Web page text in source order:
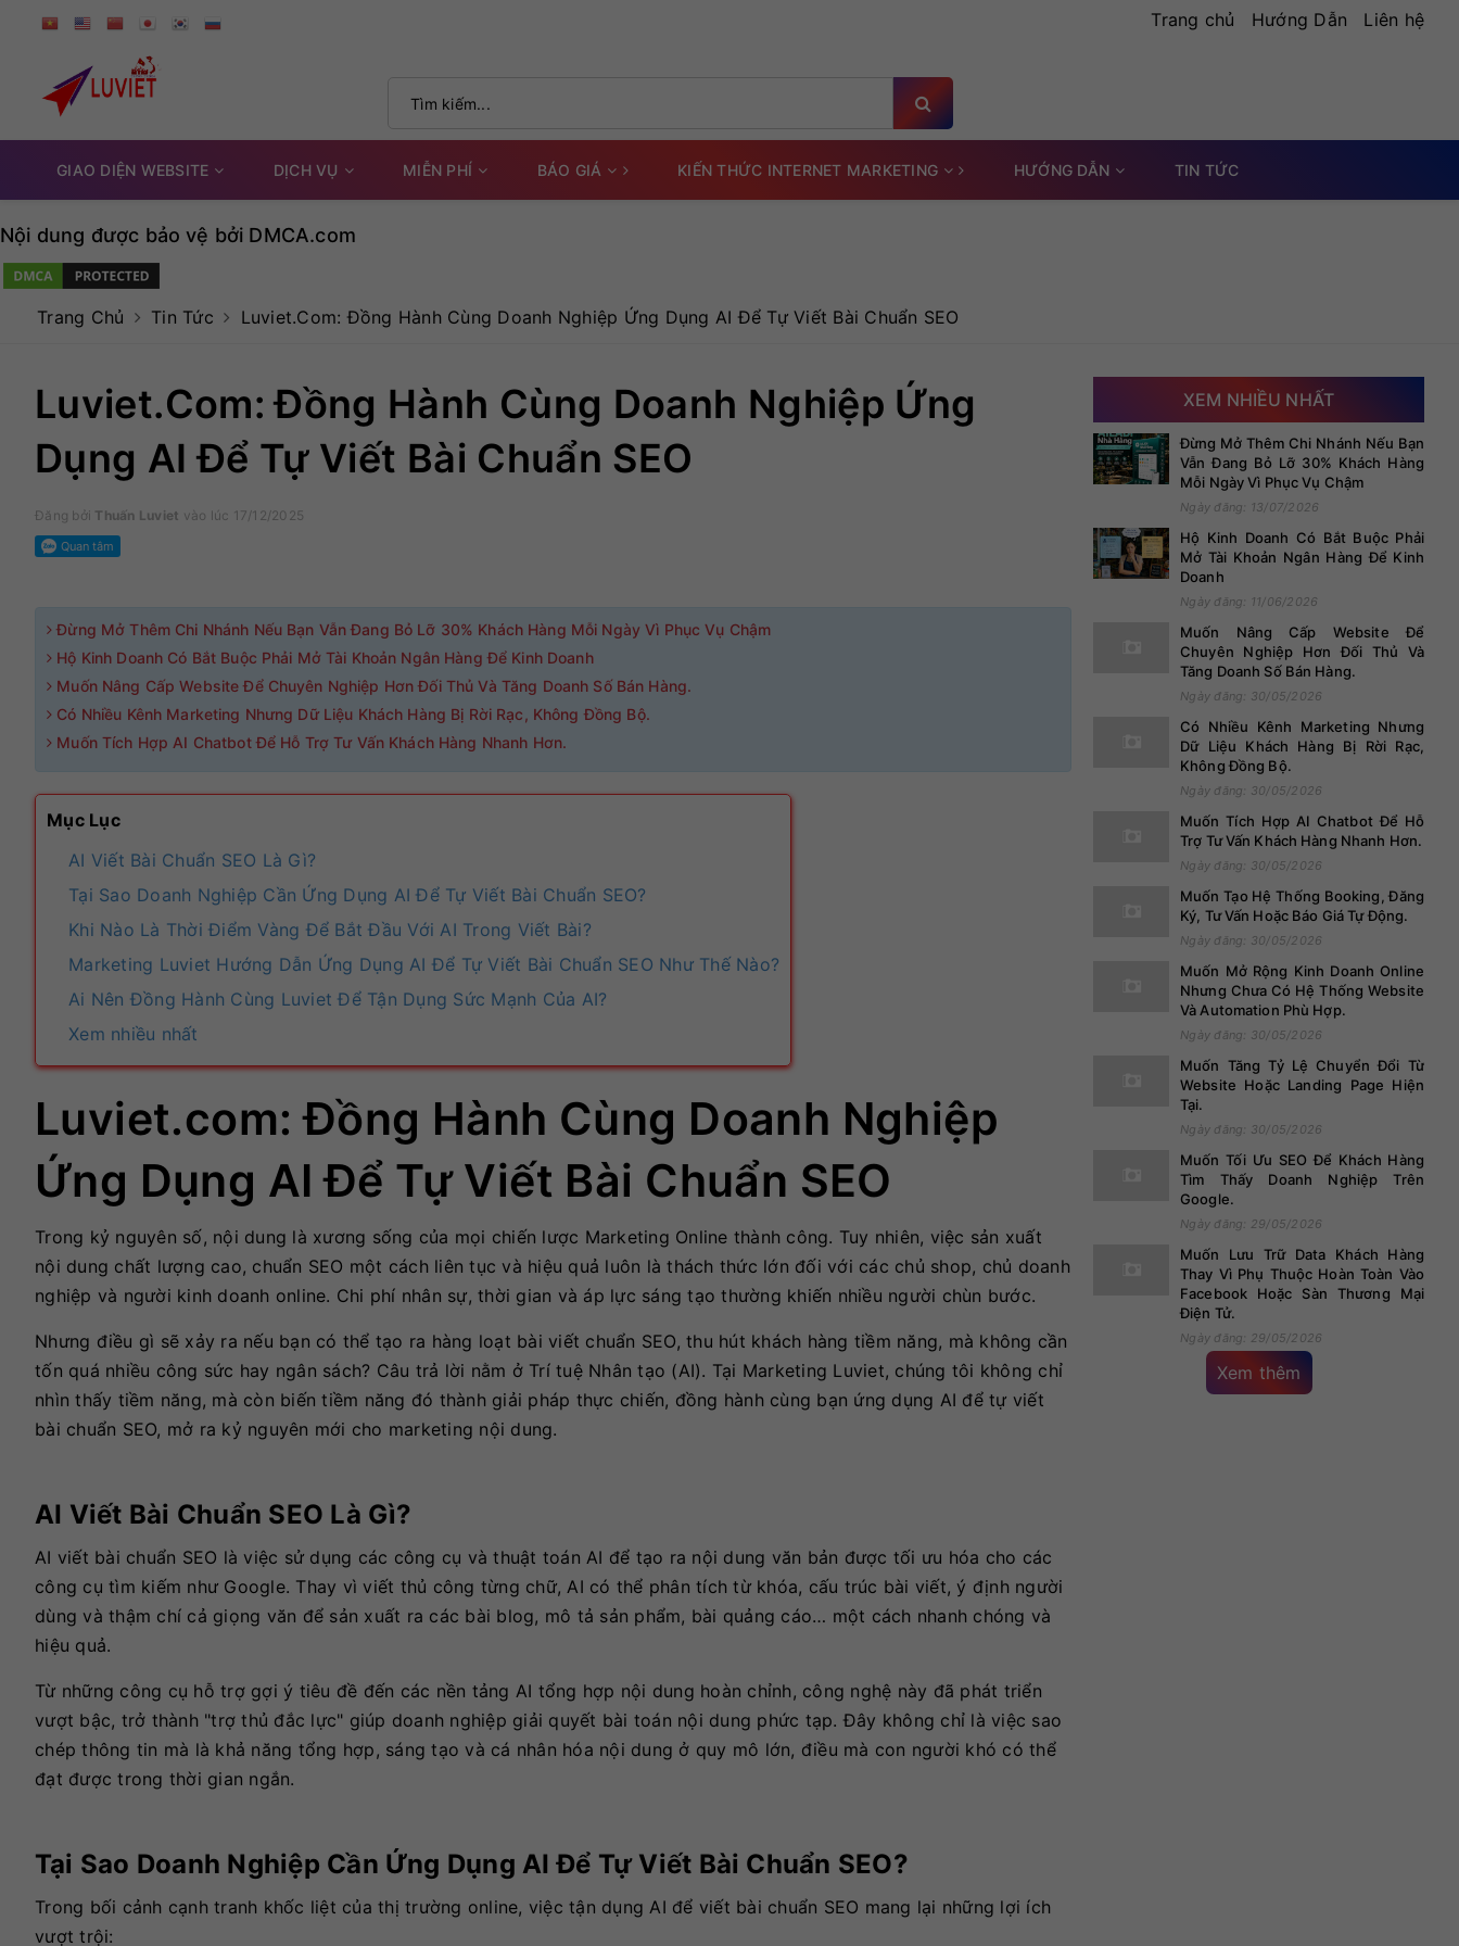
Trang chủ Hướng Dẫn Liên hệ
GIAO DIỆN WEBSITE DỊCH VỤ MIỄN PHÍ BÁO GIÁ KIẾN THỨC INTERNET MARKETING HƯỚNG DẪN TIN TỨC
Nội dung được bảo vệ bởi DMCA.com
Trang Chủ Tin Tức Luviet.com: Đồng Hành Cùng Doanh Nghiệp Ứng Dụng AI Để Tự Viết Bài Chuẩn SEO
Luviet.com: Đồng Hành Cùng Doanh Nghiệp Ứng
Dụng AI Để Tự Viết Bài Chuẩn SEO
Đăng bởi Thuấn Luviet vào lúc 17/12/2025
Đừng Mở Thêm Chi Nhánh Nếu Bạn Vẫn Đang Bỏ Lỡ 30% Khách Hàng Mỗi Ngày Vì Phục Vụ Chậm
Hộ Kinh Doanh Có Bắt Buộc Phải Mở Tài Khoản Ngân Hàng Để Kinh Doanh
Muốn Nâng Cấp Website Để Chuyên Nghiệp Hơn Đối Thủ Và Tăng Doanh Số Bán Hàng.
Có Nhiều Kênh Marketing Nhưng Dữ Liệu Khách Hàng Bị Rời Rạc, Không Đồng Bộ.
Muốn Tích Hợp AI Chatbot Để Hỗ Trợ Tư Vấn Khách Hàng Nhanh Hơn.
Mục Lục
AI Viết Bài Chuẩn SEO Là Gì?
Tại Sao Doanh Nghiệp Cần Ứng Dụng AI Để Tự Viết Bài Chuẩn SEO?
Khi Nào Là Thời Điểm Vàng Để Bắt Đầu Với AI Trong Viết Bài?
Marketing Luviet Hướng Dẫn Ứng Dụng AI Để Tự Viết Bài Chuẩn SEO Như Thế Nào?
Ai Nên Đồng Hành Cùng Luviet Để Tận Dụng Sức Mạnh Của AI?
Xem nhiều nhất
Luviet.com: Đồng Hành Cùng Doanh Nghiệp
Ứng Dụng AI Để Tự Viết Bài Chuẩn SEO
Trong kỷ nguyên số, nội dung là xương sống của mọi chiến lược Marketing Online thành công. Tuy nhiên, việc sản xuất
nội dung chất lượng cao, chuẩn SEO một cách liên tục và hiệu quả luôn là thách thức lớn đối với các chủ shop, chủ doanh
nghiệp và người kinh doanh online. Chi phí nhân sự, thời gian và áp lực sáng tạo thường khiến nhiều người chùn bước.
Nhưng điều gì sẽ xảy ra nếu bạn có thể tạo ra hàng loạt bài viết chuẩn SEO, thu hút khách hàng tiềm năng, mà không cần
tốn quá nhiều công sức hay ngân sách? Câu trả lời nằm ở Trí tuệ Nhân tạo (AI). Tại Marketing Luviet, chúng tôi không chỉ
nhìn thấy tiềm năng, mà còn biến tiềm năng đó thành giải pháp thực chiến, đồng hành cùng bạn ứng dụng AI để tự viết
bài chuẩn SEO, mở ra kỷ nguyên mới cho marketing nội dung.
AI Viết Bài Chuẩn SEO Là Gì?
AI viết bài chuẩn SEO là việc sử dụng các công cụ và thuật toán AI để tạo ra nội dung văn bản được tối ưu hóa cho các
công cụ tìm kiếm như Google. Thay vì viết thủ công từng chữ, AI có thể phân tích từ khóa, cấu trúc bài viết, ý định người
dùng và thậm chí cả giọng văn để sản xuất ra các bài blog, mô tả sản phẩm, bài quảng cáo… một cách nhanh chóng và
hiệu quả.
Từ những công cụ hỗ trợ gợi ý tiêu đề đến các nền tảng AI tổng hợp nội dung hoàn chỉnh, công nghệ này đã phát triển
vượt bậc, trở thành "trợ thủ đắc lực" giúp doanh nghiệp giải quyết bài toán nội dung phức tạp. Đây không chỉ là việc sao
chép thông tin mà là khả năng tổng hợp, sáng tạo và cá nhân hóa nội dung ở quy mô lớn, điều mà con người khó có thể
đạt được trong thời gian ngắn.
Tại Sao Doanh Nghiệp Cần Ứng Dụng AI Để Tự Viết Bài Chuẩn SEO?
Trong bối cảnh cạnh tranh khốc liệt của thị trường online, việc tận dụng AI để viết bài chuẩn SEO mang lại những lợi ích
vượt trội:
XEM NHIỀU NHẤT
Đừng Mở Thêm Chi Nhánh Nếu Bạn
Vẫn Đang Bỏ Lỡ 30% Khách Hàng
Mỗi Ngày Vì Phục Vụ Chậm
Ngày đăng: 13/07/2026
Hộ Kinh Doanh Có Bắt Buộc Phải
Mở Tài Khoản Ngân Hàng Để Kinh
Doanh
Ngày đăng: 11/06/2026
Muốn Nâng Cấp Website Để
Chuyên Nghiệp Hơn Đối Thủ Và
Tăng Doanh Số Bán Hàng.
Ngày đăng: 30/05/2026
Có Nhiều Kênh Marketing Nhưng
Dữ Liệu Khách Hàng Bị Rời Rạc,
Không Đồng Bộ.
Ngày đăng: 30/05/2026
Muốn Tích Hợp AI Chatbot Để Hỗ
Trợ Tư Vấn Khách Hàng Nhanh Hơn.
Ngày đăng: 30/05/2026
Muốn Tạo Hệ Thống Booking, Đăng
Ký, Tư Vấn Hoặc Báo Giá Tự Động.
Ngày đăng: 30/05/2026
Muốn Mở Rộng Kinh Doanh Online
Nhưng Chưa Có Hệ Thống Website
Và Automation Phù Hợp.
Ngày đăng: 30/05/2026
Muốn Tăng Tỷ Lệ Chuyển Đổi Từ
Website Hoặc Landing Page Hiện
Tại.
Ngày đăng: 30/05/2026
Muốn Tối Ưu SEO Để Khách Hàng
Tìm Thấy Doanh Nghiệp Trên
Google.
Ngày đăng: 29/05/2026
Muốn Lưu Trữ Data Khách Hàng
Thay Vì Phụ Thuộc Hoàn Toàn Vào
Facebook Hoặc Sàn Thương Mại
Điện Tử.
Ngày đăng: 29/05/2026
Xem thêm